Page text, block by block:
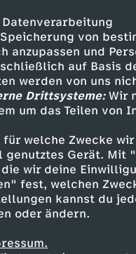
von
anzupassen und
auf Basis
werden von uns
Drittsysteme:Wir
um das Teilen von
für welche Zwecke
Gerät. Mit
wir deine
fest, welchen
kannst du
oder ändern.